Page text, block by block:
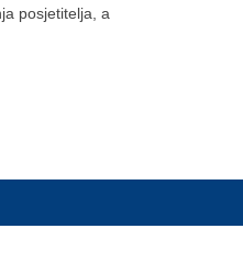
posjetitelja, a